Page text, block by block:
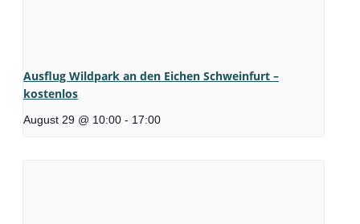
Ausflug Wildpark an den Eichen Schweinfurt –
kostenlos
August 29 @ 10:00 - 17:00